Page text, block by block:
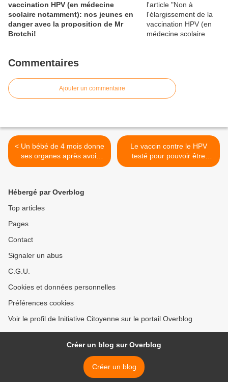
vaccination HPV (en médecine
scolaire notamment): nos jeunes en
danger avec la proposition de Mr
Brotchi!
Commentaires
Ajouter un commentaire
< Un bébé de 4 mois donne
ses organes après avoir
reçu 7 doses de vaccin
Le vaccin contre le HPV
testé pour pouvoir être
administré aux nourrissons
Hébergé par Overblog
Top articles
Pages
Contact
Signaler un abus
C.G.U.
Cookies et données personnelles
Préférences cookies
Voir le profil de Initiative Citoyenne sur le portail Overblog
Créer un blog sur Overblog
Créer un blog